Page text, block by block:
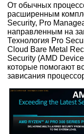
От обычных
расширенным
Security, Pro
направленным на
Технология Pro
Cloud Bare Metal
Security (AMD
которые помогают
зависания